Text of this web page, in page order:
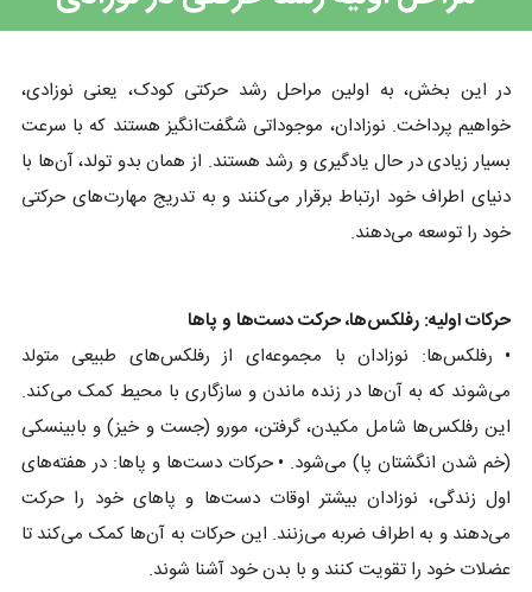
در این بخش، به اولین مراحل رشد حرکتی کودک، یعنی نوزادی،
خواهیم پرداخت. نوزادان، موجوداتی شگفت‌انگیز هستند که با سرعت
بسیار زیادی در حال یادگیری و رشد هستند. از همان بدو تولد، آن‌ها با
دنیای اطراف خود ارتباط برقرار می‌کنند و به تدریج مهارت‌های حرکتی
خود را توسعه می‌دهند.
حرکات اولیه: رفلکس‌ها، حرکت دست‌ها و پاها
• رفلکس‌ها: نوزادان با مجموعه‌ای از رفلکس‌های طبیعی متولد
می‌شوند که به آن‌ها در زنده ماندن و سازگاری با محیط کمک می‌کند.
این رفلکس‌ها شامل مکیدن، گرفتن، مورو (جست و خیز) و بابینسکی
(خم شدن انگشتان پا) می‌شود. • حرکات دست‌ها و پاها: در هفته‌های
اول زندگی، نوزادان بیشتر اوقات دست‌ها و پاهای خود را حرکت
می‌دهند و به اطراف ضربه می‌زنند. این حرکات به آن‌ها کمک می‌کند تا
عضلات خود را تقویت کنند و با بدن خود آشنا شوند.